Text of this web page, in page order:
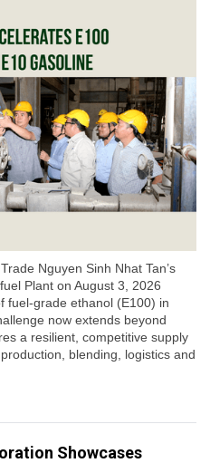
Nguyen Sinh Nhat Tan’s
Plant on August 3, 2026
fuel-grade ethanol (E100) in
now extends beyond
a resilient, competitive supply
blending, logistics and
Showcases